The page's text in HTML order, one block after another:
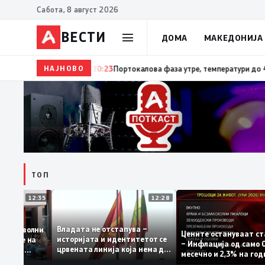
Сабота, 8 август 2026
ВЕСТИ ДОМА МАКЕДОНИЈА
НАЈНОВО
20:24 Сиљановска Давкова на Свечената академија
ТОП
12:35
се задоволни
на
12:28
Владата не отстапува –
историјата и идентитетот се
црвената линија која нема да
се погази
Цените
– Инфлација од
месечно и 2,3%